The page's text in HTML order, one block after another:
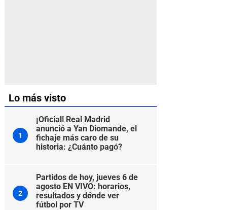
Lo más visto
1
¡Oficial! Real Madrid
anunció a Yan Diomande, el
fichaje más caro de su
historia: ¿Cuánto pagó?
2
Partidos de hoy, jueves 6 de
agosto EN VIVO: horarios,
resultados y dónde ver
fútbol por TV